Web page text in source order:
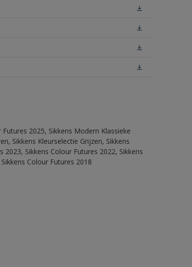
2025, Sikkens Modern Klassieke
Sikkens Kleurselectie Grijzen, Sikkens
Sikkens Colour Futures 2022, Sikkens
Colour Futures 2018